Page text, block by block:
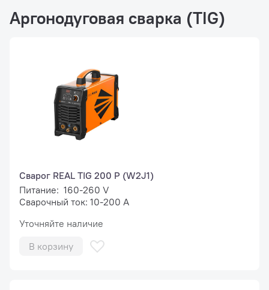
Аргонодуговая сварка (TIG)
Сварог REAL TIG 200 P (W2J1)
Питание: 160-260 V
Сварочный ток: 10-200 А
Уточняйте наличие
В корзину